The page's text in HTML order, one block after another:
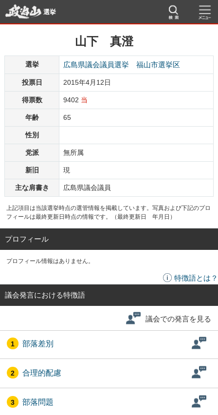
選挙
山下 真澄
選挙 広島県議会議員選挙 福山市選挙区
投票日 2015年4月12日
得票数 9402 当
年齢 65
性別
党派 無所属
新旧 現
主な肩書き 広島県議会議員
上記項目は当該選挙時点の選管情報を掲載しています。写真および下記のプロ
フィールは最終更新日時点の情報です。（最終更新日 年月日）
プロフィール
プロフィール情報はありません。
特徴語とは？
議会発言における特徴語
議会での発言を見る
1 部落差別
2 合理的配慮
3 部落問題